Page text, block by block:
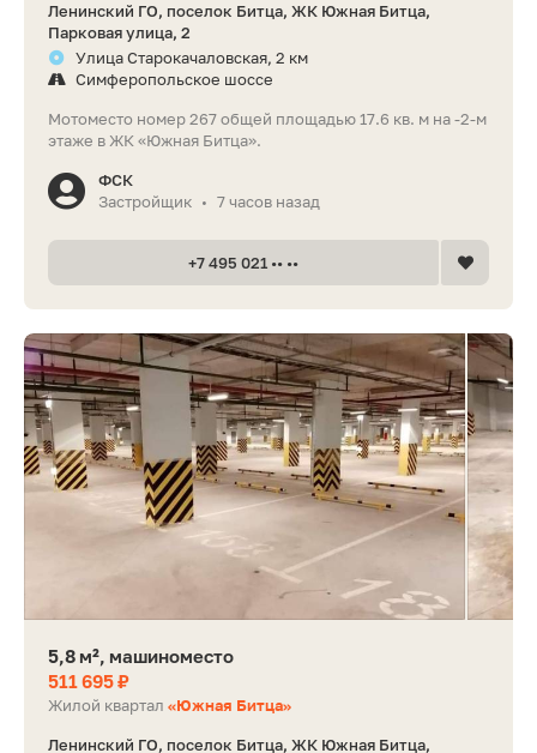
Ленинский ГО, поселок Битца, ЖК Южная Битца,
Парковая улица, 2
Улица Старокачаловская, 2 км
Симферопольское шоссе
Мотоместо номер 267 общей площадью 17.6 кв. м на -2-м
этаже в ЖК «Южная Битца».
ФСК
Застройщик • 7 часов назад
+7 495 021 •• ••
5,8 м², машиноместо
511 695 ₽
Жилой квартал «Южная Битца»
Ленинский ГО, поселок Битца, ЖК Южная Битца,